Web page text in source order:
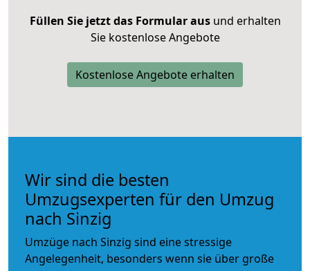
Füllen Sie jetzt das Formular ausund erhalten
Sie kostenlose Angebote
Kostenlose Angebote erhalten
Wir sind die besten
Umzugsexperten für den Umzug
nach Sinzig
Umzüge nach Sinzig sind eine stressige
Angelegenheit, besonders wenn sie über große